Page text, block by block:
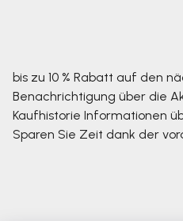
bis zu 10 % Rabatt auf den
Benachrichtigung über die
Kaufhistorie Informationen
Sparen Sie Zeit dank der